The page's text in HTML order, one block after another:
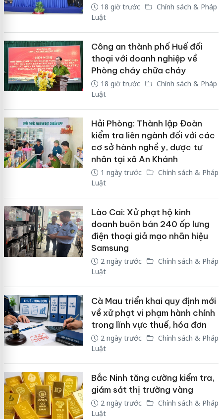
18 giờ trước
Chính sách & Pháp
Luật
Công an thành phố Huế đối
thoại với doanh nghiệp về
Phòng cháy chữa cháy
18 giờ trước
Chính sách & Pháp
Luật
Hải Phòng: Thành lập Đoàn
kiểm tra liên ngành đối với các
cơ sở hành nghề y, dược tư
nhân tại xã An Khánh
1 ngày trước
Chính sách & Pháp
Luật
Lào Cai: Xử phạt hộ kinh
doanh buôn bán 240 ốp lưng
điện thoại giả mạo nhãn hiệu
Samsung
2 ngày trước
Chính sách & Pháp
Luật
Cà Mau triển khai quy định mới
về xử phạt vi phạm hành chính
trong lĩnh vực thuế, hóa đơn
2 ngày trước
Chính sách & Pháp
Luật
Bắc Ninh tăng cường kiểm tra,
giám sát thị trường vàng
2 ngày trước
Chính sách & Pháp
Luật